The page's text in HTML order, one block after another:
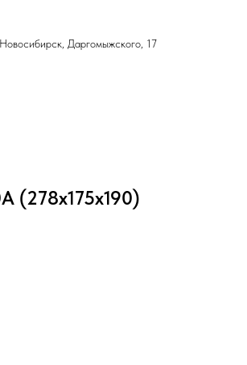
Даргомыжского, 17
(278х175х190)